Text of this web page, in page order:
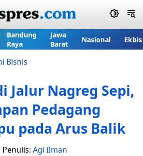
Bandung
Raya
Jawa
Barat
Nasional Ekbis
Bisnis
Jalur Nagreg Sepi,
Pedagang
pada Arus Balik
Penulis: Agi Ilman